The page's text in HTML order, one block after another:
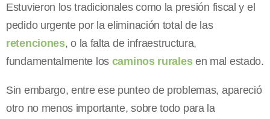
Estuvieron los tradicionales como la presión fiscal y el
pedido urgente por la eliminación total de las
retenciones, o la falta de infraestructura,
fundamentalmente los caminos ruralesen mal estado.
Sin embargo, entre ese punteo de problemas, apareció
otro no menos importante, sobre todo para la